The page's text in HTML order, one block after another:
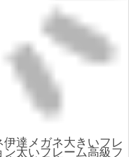
大きいフレーム 黒ぶち スクエ
女 度付きレンズ 伊達眼鏡